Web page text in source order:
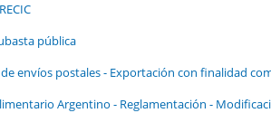
pública
envíos postales - Exportación con finalidad
Argentino - Reglamentación -